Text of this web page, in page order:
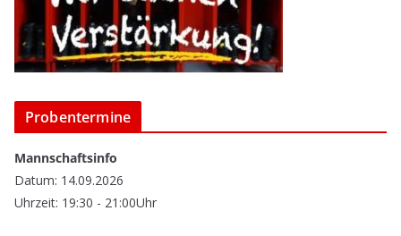
Probentermine
Mannschaftsinfo
Datum: 14.09.2026
Uhrzeit: 19:30 - 21:00Uhr